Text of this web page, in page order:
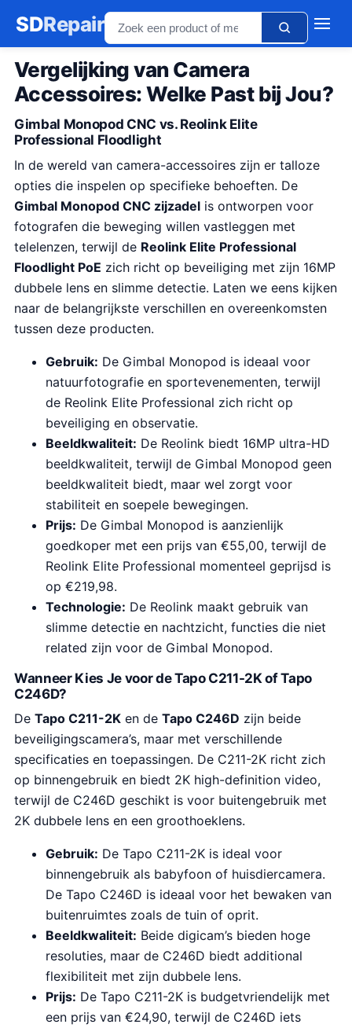
SDRepair
Vergelijking van Camera
Accessoires: Welke Past bij Jou?
Gimbal Monopod CNC vs. Reolink Elite
Professional Floodlight
In de wereld van camera-accessoires zijn er talloze
opties die inspelen op specifieke behoeften. De
Gimbal Monopod CNC zijzadel is ontworpen voor
fotografen die beweging willen vastleggen met
telelenzen, terwijl de Reolink Elite Professional
Floodlight PoE zich richt op beveiliging met zijn 16MP
dubbele lens en slimme detectie. Laten we eens kijken
naar de belangrijkste verschillen en overeenkomsten
tussen deze producten.
Gebruik: De Gimbal Monopod is ideaal voor
natuurfotografie en sportevenementen, terwijl
de Reolink Elite Professional zich richt op
beveiliging en observatie.
Beeldkwaliteit: De Reolink biedt 16MP ultra-HD
beeldkwaliteit, terwijl de Gimbal Monopod geen
beeldkwaliteit biedt, maar wel zorgt voor
stabiliteit en soepele bewegingen.
Prijs: De Gimbal Monopod is aanzienlijk
goedkoper met een prijs van €55,00, terwijl de
Reolink Elite Professional momenteel geprijsd is
op €219,98.
Technologie: De Reolink maakt gebruik van
slimme detectie en nachtzicht, functies die niet
related zijn voor de Gimbal Monopod.
Wanneer Kies Je voor de Tapo C211-2K of Tapo
C246D?
De Tapo C211-2K en de Tapo C246D zijn beide
beveiligingscamera’s, maar met verschillende
specificaties en toepassingen. De C211-2K richt zich
op binnengebruik en biedt 2K high-definition video,
terwijl de C246D geschikt is voor buitengebruik met
2K dubbele lens en een groothoeklens.
Gebruik: De Tapo C211-2K is ideal voor
binnengebruik als babyfoon of huisdiercamera.
De Tapo C246D is ideaal voor het bewaken van
buitenruimtes zoals de tuin of oprit.
Beeldkwaliteit: Beide digicam’s bieden hoge
resoluties, maar de C246D biedt additional
flexibiliteit met zijn dubbele lens.
Prijs: De Tapo C211-2K is budgetvriendelijk met
een prijs van €24,90, terwijl de C246D iets